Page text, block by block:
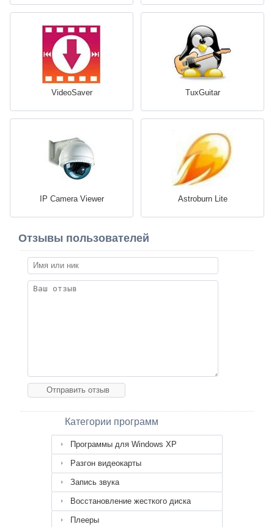
VideoSaver TuxGuitar
IP Camera Viewer Astroburn Lite
Отзывы пользователей
Категории программ
Программы для Windows XP
Разгон видеокарты
Запись звука
Восстановление жесткого диска
Плееры